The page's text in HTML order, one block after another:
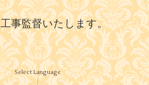
工事監督いたします。
Select Language